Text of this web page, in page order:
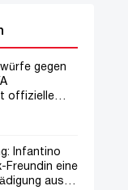
gegen
offizielle
Infantino
Freundin eine
aus